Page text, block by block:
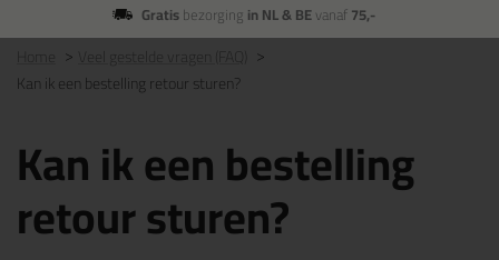
Gratisbezorging in NL & BEvanaf75,-
Kan ik een bestelling retour sturen?
Kan ik een bestelling
retour sturen?